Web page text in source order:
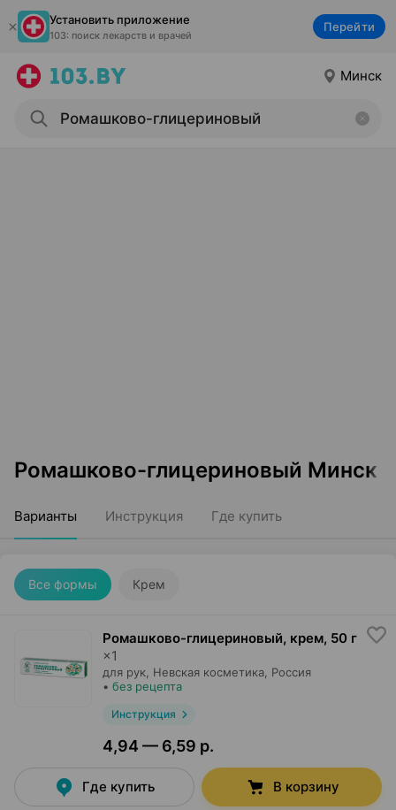
Установить приложение
103: поиск лекарств и врачей
Перейти
Минск
Ромашково-глицериновый Минск
Варианты Инструкция Где купить
Все формы Крем
Ромашково-глицериновый, крем, 50 г
×1
для рук, Невская косметика , Россия
• без рецепта
Инструкция
4,94 — 6,59 р.
Где купить В корзину